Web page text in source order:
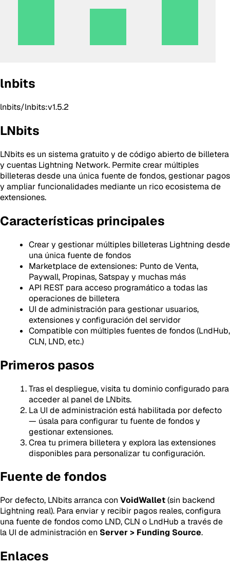
lnbits
lnbits/lnbits:v1.5.2
LNbits
LNbits es un sistema gratuito y de código abierto de billetera
y cuentas Lightning Network. Permite crear múltiples
billeteras desde una única fuente de fondos, gestionar pagos
y ampliar funcionalidades mediante un rico ecosistema de
extensiones.
Características principales
Crear y gestionar múltiples billeteras Lightning desde
una única fuente de fondos
Marketplace de extensiones: Punto de Venta,
Paywall, Propinas, Satspay y muchas más
API REST para acceso programático a todas las
operaciones de billetera
UI de administración para gestionar usuarios,
extensiones y configuración del servidor
Compatible con múltiples fuentes de fondos (LndHub,
CLN, LND, etc.)
Primeros pasos
Tras el despliegue, visita tu dominio configurado para
acceder al panel de LNbits.
La UI de administración está habilitada por defecto
— úsala para configurar tu fuente de fondos y
gestionar extensiones.
Crea tu primera billetera y explora las extensiones
disponibles para personalizar tu configuración.
Fuente de fondos
Por defecto, LNbits arranca con VoidWallet(sin backend
Lightning real). Para enviar y recibir pagos reales, configura
una fuente de fondos como LND, CLN o LndHub a través de
la UI de administración en Server > Funding Source.
Enlaces